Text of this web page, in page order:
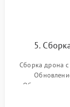
5.
Сборка дрона
Обязательная
компаса,